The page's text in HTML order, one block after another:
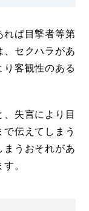
れば目撃者等第
、セクハラがあ
り客観性のある
失言により目
伝えてしまう
まうおそれがあ
。